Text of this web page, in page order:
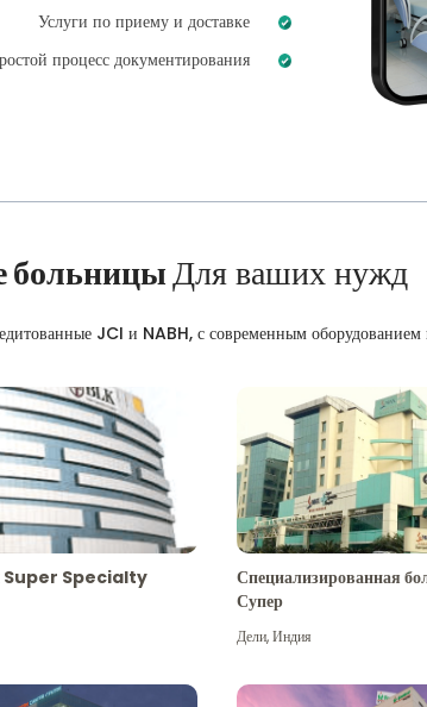
Услуги по приему и доставке
процесс документирования
больницыДля ваших нужд
JCI и NABH, с современным
Super Specialty
Специализированная
Супер
Дели,Индия